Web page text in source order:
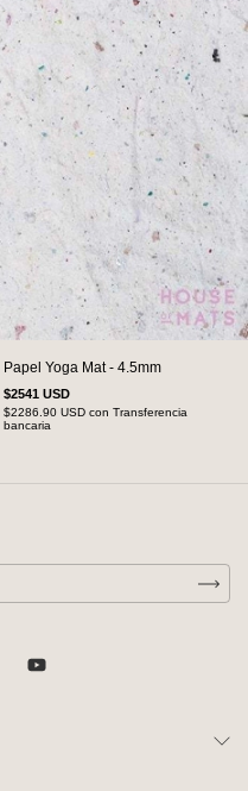
Papel Yoga Mat - 4.5mm
$2541 USD
$2286.90 USD con Transferencia
bancaria